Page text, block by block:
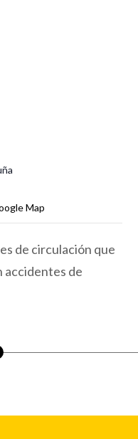
Map
de circulación que
accidentes de